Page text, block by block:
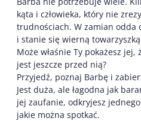
kąta i człowieka, który nie
trudnościach. W zamian odda
i stanie się wierną
Może właśnie Ty pokażesz
jest jeszcze przed nią?
Przyjedź, poznaj Barbę i
Jest duża, ale łagodna jak
jej zaufanie, odkryjesz
jakie można spotkać.